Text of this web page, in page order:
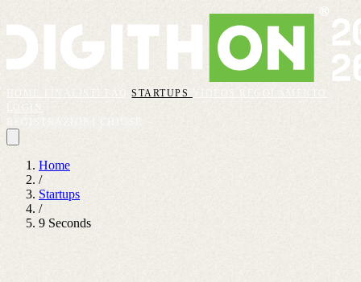
FAQSTARTUPS VIDEOS
REGOLAMENTO
Home
/
Startups
/
9 Seconds